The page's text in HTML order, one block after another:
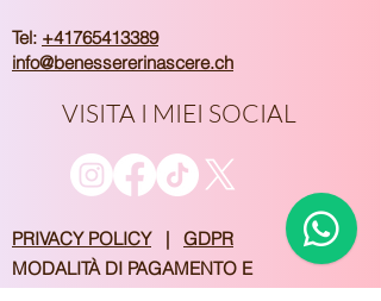
Tel: +41765413389
info@benessererinascere.ch
​PRIVACY POLICY| GDPR
MODALITÀ DI PAGAMENTO E
VISITA I MIEI SOCIAL